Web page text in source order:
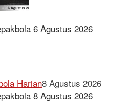
6 Agustus 2026
Harian8 Agustus 2026
8 Agustus 2026